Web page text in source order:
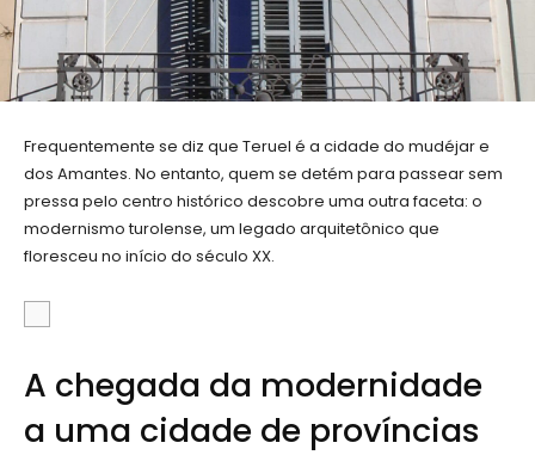
Frequentemente se diz que Teruel é a cidade do mudéjar e
dos Amantes. No entanto, quem se detém para passear sem
pressa pelo centro histórico descobre uma outra faceta: o
modernismo turolense, um legado arquitetônico que
floresceu no início do século XX.
A chegada da modernidade
a uma cidade de províncias